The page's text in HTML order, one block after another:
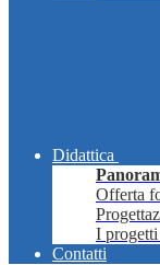
Didattica
Offerta
I progetti
Contatti